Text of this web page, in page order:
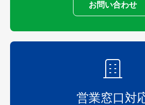
お問い合わせ
営業窓口対